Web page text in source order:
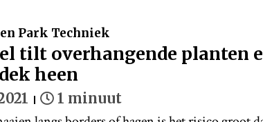
Park Techniek
tilt overhangende planten
heen
1 minuut